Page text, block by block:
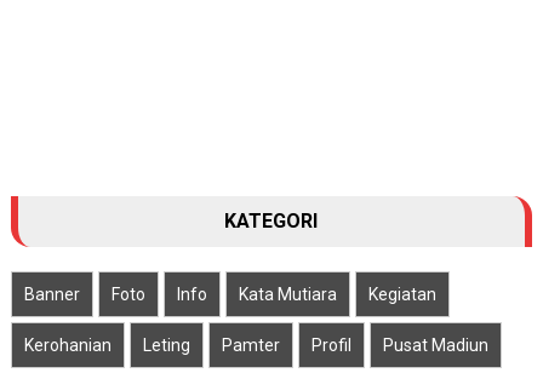
KATEGORI
Banner Foto Info Kata Mutiara Kegiatan
Kerohanian Leting Pamter Profil Pusat Madiun